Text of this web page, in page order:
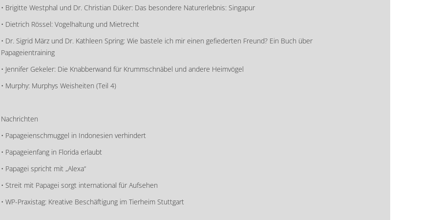
• Brigitte Westphal und Dr. Christian Düker: Das besondere Naturerlebnis: Singapur
• Dietrich Rössel: Vogelhaltung und Mietrecht
• Dr. Sigrid März und Dr. Kathleen Spring: Wie bastele ich mir einen gefiederten Freund? Ein Buch über
Papageientraining
• Jennifer Gekeler: Die Knabberwand für Krummschnäbel und andere Heimvögel
• Murphy: Murphys Weisheiten (Teil 4)
Nachrichten
• Papageienschmuggel in Indonesien verhindert
• Papageienfang in Florida erlaubt
• Papagei spricht mit „Alexa“
• Streit mit Papagei sorgt international für Aufsehen
• WP-Praxistag: Kreative Beschäftigung im Tierheim Stuttgart